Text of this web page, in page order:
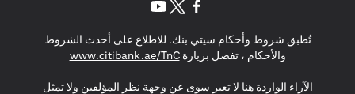
تُطبق شروط وأحكام سيتي بنك. للاطلاع على أحدث الشروط
والأحكام ، تفضل بزيارةwww.citibank.ae/TnC
(opens in a new tab)
الآراء الواردة هنا لا تعبر سوى عن وجهة نظر المؤلفين ولا تمثل